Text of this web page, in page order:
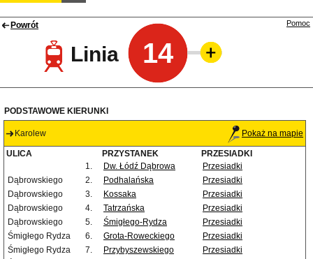
Powrót
Linia 14
Pomoc
PODSTAWOWE KIERUNKI
Karolew Pokaż na mapie
ULICA PRZYSTANEK
PRZESIADKI
1.
Dw. Łódź Dąbrowa
Przesiadki
Dąbrowskiego
2. Podhalańska
Przesiadki
Dąbrowskiego
3. Kossaka
Przesiadki
Dąbrowskiego
4. Tatrzańska
Przesiadki
Dąbrowskiego
5. Śmigłego-Rydza
Przesiadki
Śmigłego Rydza
6. Grota-Roweckiego
Przesiadki
Śmigłego Rydza
7. Przybyszewskiego
Przesiadki